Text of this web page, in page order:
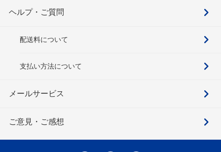
ヘルプ・ご質問
配送料について
支払い方法について
メールサービス
ご意見・ご感想